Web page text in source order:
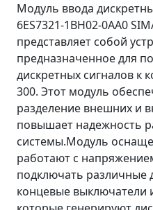
Модуль ввода
6ES7321-1BH02-0AA0
представляет собой
предназначенное для
дискретных сигналов к
300. Этот модуль
разделение внешних и
повышает надежность
системы.Модуль
работают с
подключать различные
концевые выключатели